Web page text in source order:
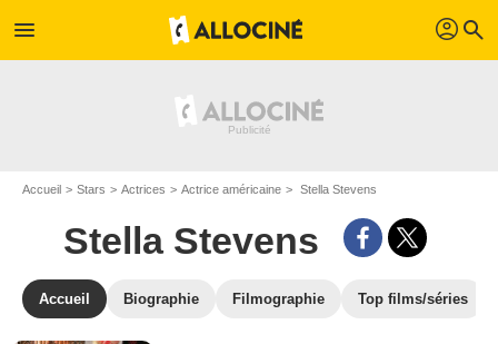
menu profil search
Accueil Stars Actrices Actrice américaine Stella Stevens
Stella Stevens
Accueil Biographie Filmographie Top films/séries